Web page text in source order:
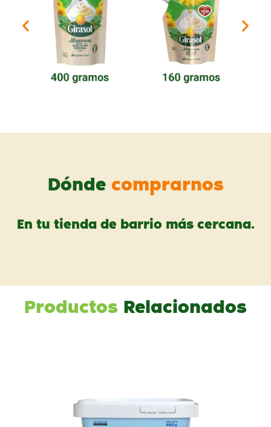
Dónde comprarnos
En tu tienda de barrio más cercana.
Productos Relacionados